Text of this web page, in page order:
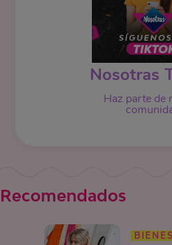
Nosotras
Haz parte de
Recomendados